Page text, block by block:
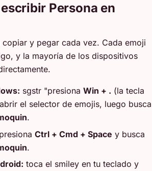
Persona en
y pegar cada vez. Cada emoji
y la mayoría de los dispositivos
sgstr "presiona Win + . (la tecla
el selector de emojis, luego busca
.
Ctrl + Cmd + Space y busca
.
toca el smiley en tu teclado y